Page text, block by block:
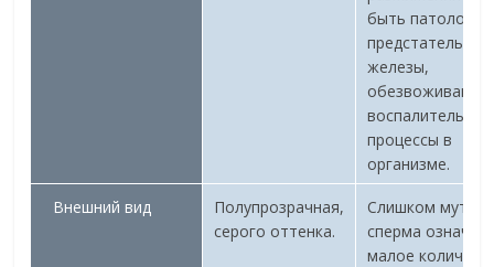
быть патологии
предстательной
железы,
обезвоживание,
воспалительные
процессы в
организме.
Внешний вид
Полупрозрачная,
серого оттенка.
Слишком мутная
сперма
малое